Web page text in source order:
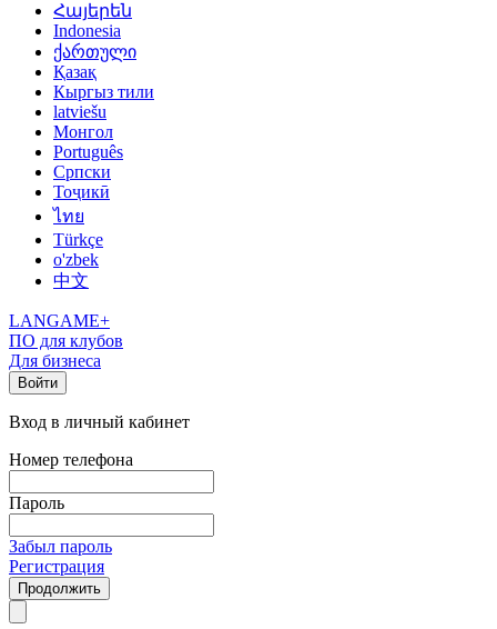
Հայերեն
Indonesia
ქართული
Қазақ
Кыргыз тили
latviešu
Монгол
Português
Српски
Тоҷикӣ
ไทย
Türkçe
o'zbek
中文
LANGAME+
ПО для клубов
Для бизнеса
Войти
Вход в личный кабинет
Номер телефона
Пароль
Забыл пароль
Регистрация
Продолжить